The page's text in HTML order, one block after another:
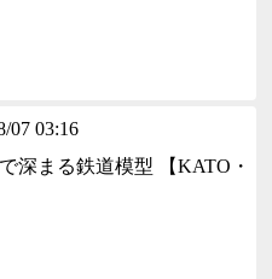
07 03:16
深まる鉄道模型 【KATO・